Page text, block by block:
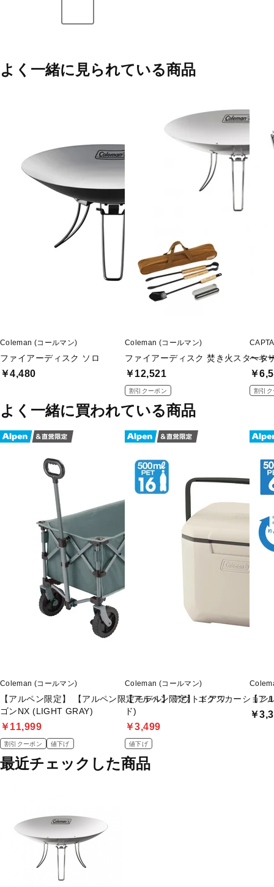
よく一緒に見られている商品
Coleman (コールマン)
ファイアーディスク ソロ
￥4,480
Coleman (コールマン)
ファイアーディスク 焚き火スタータ
￥12,521
割引クーポン
ヘキ
￥
割引ク
よく一緒に買われている商品
Coleman (コールマン)
【アルペン限定】 【アルペン限定モデル】 アウトドアワ
ゴンNX (LIGHT GRAY)
￥11,999
割引クーポン 値下げ
Coleman (コールマン)
【アルペン限定】 エクスカーション
ド)
￥3,499
値下げ
【ア
￥
最近チェックした商品